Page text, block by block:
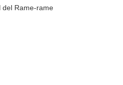
del Rame-rame